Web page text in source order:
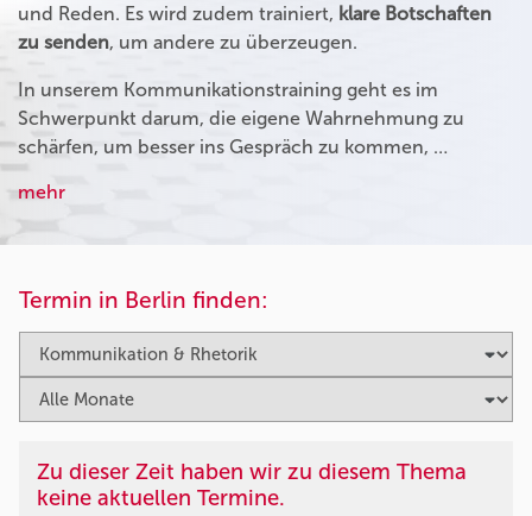
und Reden. Es wird zudem trainiert, klare Botschaften
zu senden, um andere zu überzeugen.
In unserem Kommunikationstraining geht es im
Schwerpunkt darum, die eigene Wahrnehmung zu
schärfen, um besser ins Gespräch zu kommen, …
mehr
Termin in Berlin finden:
Zu dieser Zeit haben wir zu diesem Thema
keine aktuellen Termine.